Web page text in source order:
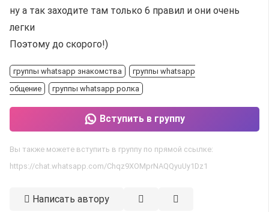
ну а так заходите там только 6 правил и они очень
легки
Поэтому до скорого!)
группы whatsapp знакомства
группы whatsapp
общение
группы whatsapp ролка
Вступить в группу
Вы также можете вступить в группу по прямой ссылке:
https://chat.whatsapp.com/Chqz9XOMprNAQQyuUy1Dz1
Написать автору